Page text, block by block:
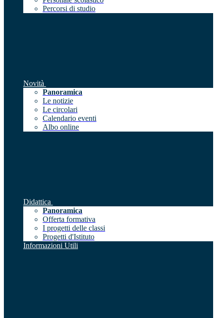
Percorsi di studio
Novità
Panoramica
Le notizie
Le circolari
Calendario eventi
Albo online
Didattica
Panoramica
Offerta formativa
I progetti delle classi
Progetti d'Istituto
Informazioni Utili